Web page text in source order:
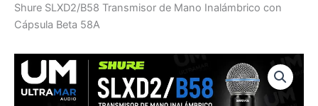
Shure SLXD2/B58 Transmisor de Mano Inalámbrico con
Cápsula Beta 58A
Shure
SLXD2/B58
Transmisor